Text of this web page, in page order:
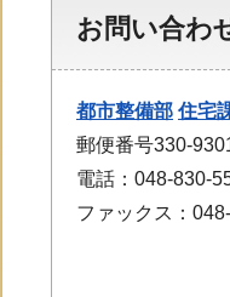
お問い合わ
都市整備部 住宅
郵便番号330-
電話：048-830-
ファックス：